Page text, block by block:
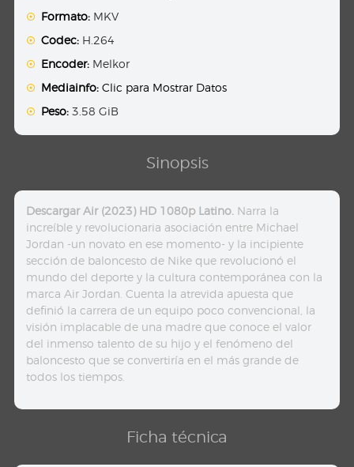
Formato: MKV
Codec: H.264
Encoder: Melkor
Mediainfo: Clic para Mostrar Datos
Peso: 3.58 GiB
Sinopsis
Descargar Air (2023) HD 1080p Latino. Narra la
increíble y revolucionaria asociación entre Michael
Jordan -un novato en ese momento- y la incipiente
sección de baloncesto de Nike que revolucionó el
mundo del deporte y la cultura contemporánea con la
marca Air Jordan. Cuenta la atrevida apuesta que
definió la carrera de un equipo poco convencional, la
visión implacable de una madre que conoce el valor
del inmenso talento de su hijo y el fenómeno del
baloncesto que se convertiría en el más grande de
todos los tiempos.
Ficha técnica